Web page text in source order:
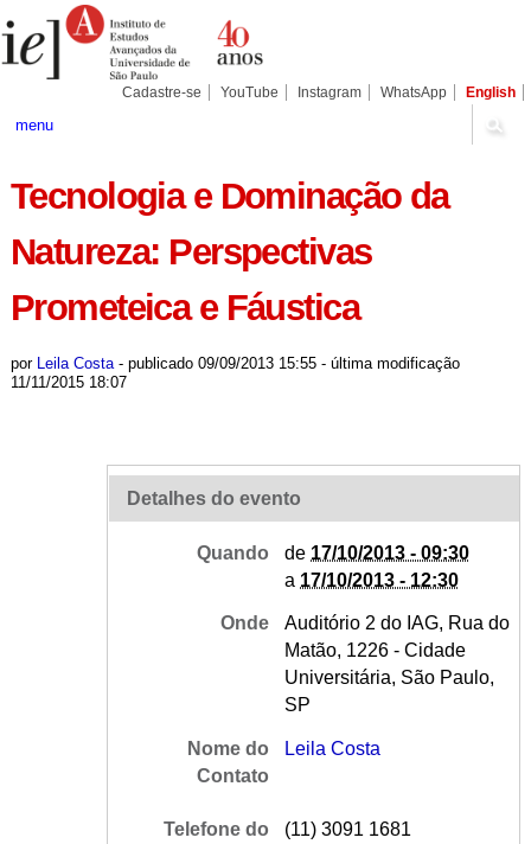
para
conteúdo.
Pessoais
Cadastre-se YouTube Instagram WhatsApp English
menu
Tecnologia e Dominação da
Natureza: Perspectivas
Prometeica e Fáustica
por Leila Costa - publicado09/09/2013 15:55 - última modificação
11/11/2015 18:07
Detalhes do evento
Quando de 17/10/2013 - 09:30
a 17/10/2013 - 12:30
Onde
Auditório 2 do IAG, Rua do
Matão, 1226 - Cidade
Universitária, São Paulo,
SP
Nome do
Contato
Leila Costa
Telefone do
(11) 3091 1681